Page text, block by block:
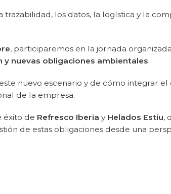
trazabilidad, los datos, la logística y la
, participaremos en la jornada
y nuevas obligaciones ambientales.
nuevo escenario y de cómo integrar
de la empresa.
éxito de Refresco Iberia y Helados Estiu,
de estas obligaciones desde una